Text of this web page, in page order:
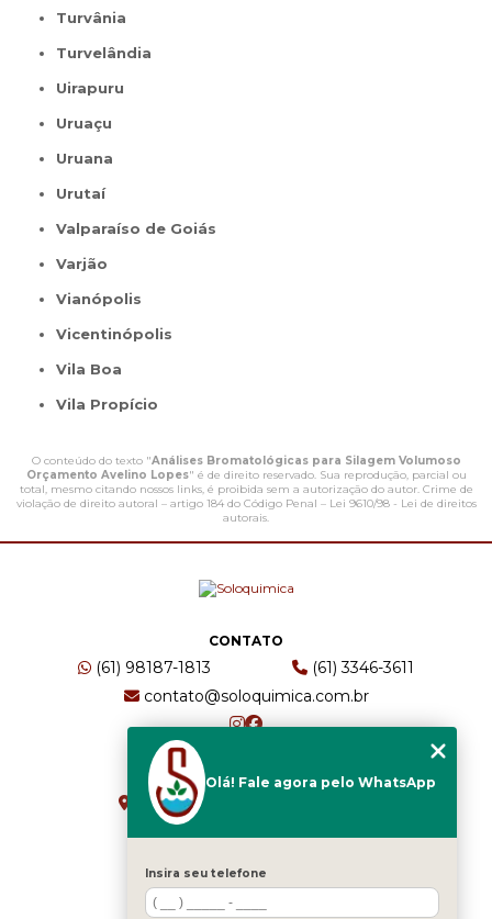
Turvânia
Turvelândia
Uirapuru
Uruaçu
Uruana
Urutaí
Valparaíso de Goiás
Varjão
Vianópolis
Vicentinópolis
Vila Boa
Vila Propício
O conteúdo do texto "Análises Bromatológicas para Silagem Volumoso
Orçamento Avelino Lopes" é de direito reservado. Sua reprodução, parcial ou
total, mesmo citando nossos links, é proibida sem a autorização do autor. Crime de
violação de direito autoral – artigo 184 do Código Penal – Lei 9610/98 - Lei de direitos
autorais.
CONTATO
(61) 98187-1813
(61) 3346-3611
contato@soloquimica.com.br
ENDEREÇO
CRS 511 Sul, Bl B, Sl 49 - Asa Sul
Brasília - DF - CEP: 70361-520
Olá! Fale agora pelo WhatsApp
Insira seu telefone